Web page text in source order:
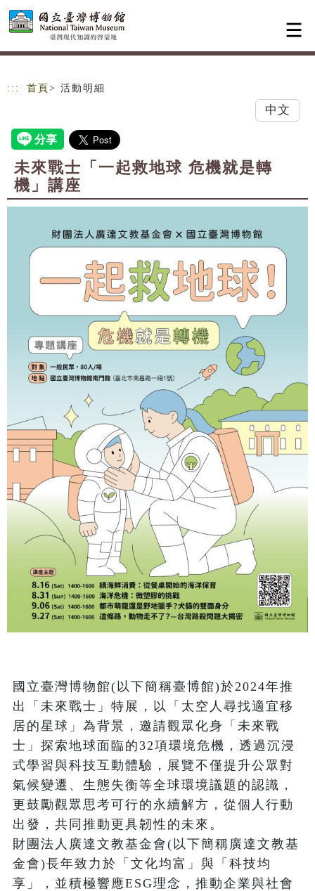
跳到主要內容
網站導覽
::: 首頁 > 活動明細
中文
未來戰士「一起救地球 危機就是轉
機」講座
國立臺灣博物館(以下簡稱臺博館)於2024年推
出「未來戰士」特展，以「太空人尋找適宜移
居的星球」為背景，邀請觀眾化身「未來戰
士」探索地球面臨的32項環境危機，透過沉浸
式學習與科技互動體驗，展覽不僅提升公眾對
氣候變遷、生態失衡等全球環境議題的認識，
更鼓勵觀眾思考可行的永續解方，從個人行動
出發，共同推動更具韌性的未來。
財團法人廣達文教基金會(以下簡稱廣達文教基
金會)長年致力於「文化均富」與「科技均
享」，並積極響應ESG理念，推動企業與社會